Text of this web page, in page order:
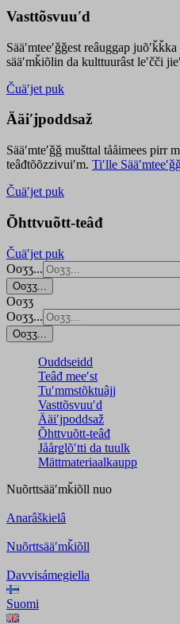
Vasttõsvuuʹd
Sääʹmteeʹǧǧest reâuggap juõʹǩǩka
sääʹmǩiõlin da kulttuurâst leʹčči
Čuäʹjet puk
Ääiʹjpoddsaž
Sääʹmteʹǧǧ mušttal tååimees pirr
teâđtõõzzivuiʹm. Tiʹlle
Čuäʹjet puk
Õhttvuõtt-teâđ
Čuäʹjet puk
Ooʒʒ...
Ooʒʒ...
Ooʒʒ
Ooʒʒ...
Ooʒʒ...
Ouddseidd
Teâđ meeʹst
Tuʹmmstõktuâjj
Vasttõsvuuʹd
Ääiʹjpoddsaž
Õhttvuõtt-teâđ
Jåårǥlõʹtti da tuulk
Mättmateriaalkaupp
Nuõrttsääʹmǩiõll nuo
Anarâškielâ
Nuõrttsääʹmǩiõll
Davvisámegiella
Suomi